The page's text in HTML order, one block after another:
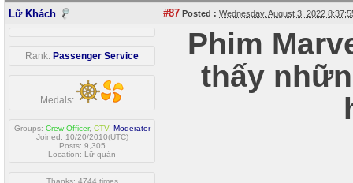
Lữ Khách #87 Posted : Wednesday, August 3, 2022
Rank: Passenger Service
Medals:
Groups: Crew Officer, CTV, Moderator
Joined: 10/20/2010(UTC)
Posts: 9,305
Location: Lữ quán
Thanks: 4744 times
Phim
thấy